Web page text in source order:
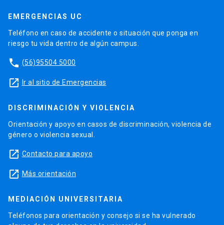
EMERGENCIAS UC
Teléfono en caso de accidente o situación que ponga en
riesgo tu vida dentro de algún campus.
phone (56)95504 5000
launch Ir al sitio de Emergencias
DISCRIMINACIÓN Y VIOLENCIA
Orientación y apoyo en casos de discriminación, violencia de
género o violencia sexual.
launch Contacto para apoyo
launch Más orientación
MEDIACIÓN UNIVERSITARIA
Teléfonos para orientación y consejo si se ha vulnerado